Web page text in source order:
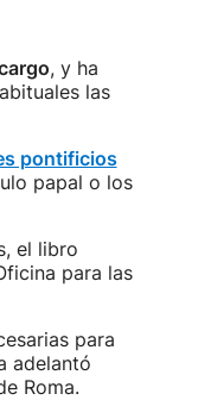
, y ha
las
pontificios
papal o los
el libro
para las
para
adelantó
Roma.